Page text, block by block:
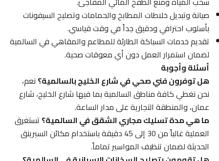
صيانة وتبديل خلاطات المطابخ والحمامات وتصليح السيفونات
بأسلوب احترافي ودقيق جداً في وقت قياسي.
تقديم خدمات السباكة الطارئة للمطاعم والمقاهي في السالمية
لضمان استمرار العمل دون أي معوقات صحية.
أسئلة وأجوبة
هل توفرون فني صحي في شارع الخليج بالسالمية؟نعم،
نحن نغطي كافة مناطق السالمية بما فيها شارع الخليج، شارع
عمان، والمنطقة التجارية على مدار الساعة.
ما هي مدة تسليك مجاري الشقق في السالمية؟تستغرق
العملية غالباً من 30 إلى 45 دقيقة باستخدام مكائن السبرينق
الحديثة لضمان تنظيف المواسير تماماً.